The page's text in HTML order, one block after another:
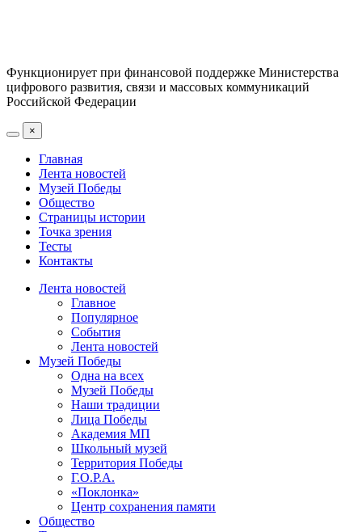
Функционирует при финансовой поддержке Министерства
цифрового развития, связи и массовых коммуникаций
Российской Федерации
×
Главная
Лента новостей
Музей Победы
Общество
Страницы истории
Точка зрения
Тесты
Контакты
Лента новостей
Главное
Популярное
События
Лента новостей
Музей Победы
Одна на всех
Музей Победы
Наши традиции
Лица Победы
Академия МП
Школьный музей
Территория Победы
Г.О.Р.А.
«Поклонка»
Центр сохранения памяти
Общество